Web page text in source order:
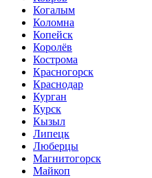
Когалым
Коломна
Копейск
Королёв
Кострома
Красногорск
Краснодар
Курган
Курск
Кызыл
Липецк
Люберцы
Магнитогорск
Майкоп